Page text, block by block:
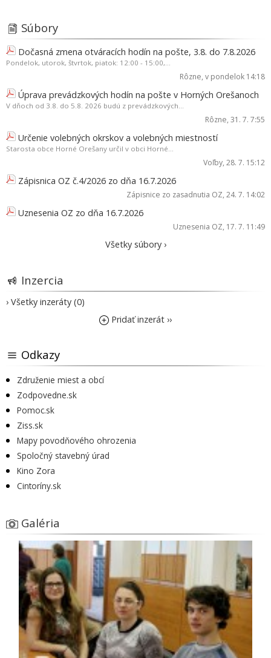
Súbory
Dočasná zmena otváracích hodín na pošte, 3.8. do 7.8.2026
Pondelok, utorok, štvrtok, piatok: 12:00 - 15:00,...
Rôzne, v pondelok 14:18
Úprava prevádzkových hodín na pošte v Horných Orešanoch
V dňoch od 3.8. do 5.8. 2026 budú z prevádzkových...
Rôzne, 31. 7. 7:55
Určenie volebných okrskov a volebných miestností
Starosta obce Horné Orešany určil v obci Horné...
Voľby, 28. 7. 15:12
Zápisnica OZ č.4/2026 zo dňa 16.7.2026
Zápisnice zo zasadnutia OZ, 24. 7. 14:02
Uznesenia OZ zo dňa 16.7.2026
Uznesenia OZ, 17. 7. 11:49
Všetky súbory ›
Inzercia
› Všetky inzeráty (0)
Pridať inzerát ››
Odkazy
Združenie miest a obcí
Zodpovedne.sk
Pomoc.sk
Ziss.sk
Mapy povodňového ohrozenia
Spoločný stavebný úrad
Kino Zora
Cintoríny.sk
Galéria